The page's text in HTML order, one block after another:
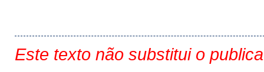
Este texto não substitui o